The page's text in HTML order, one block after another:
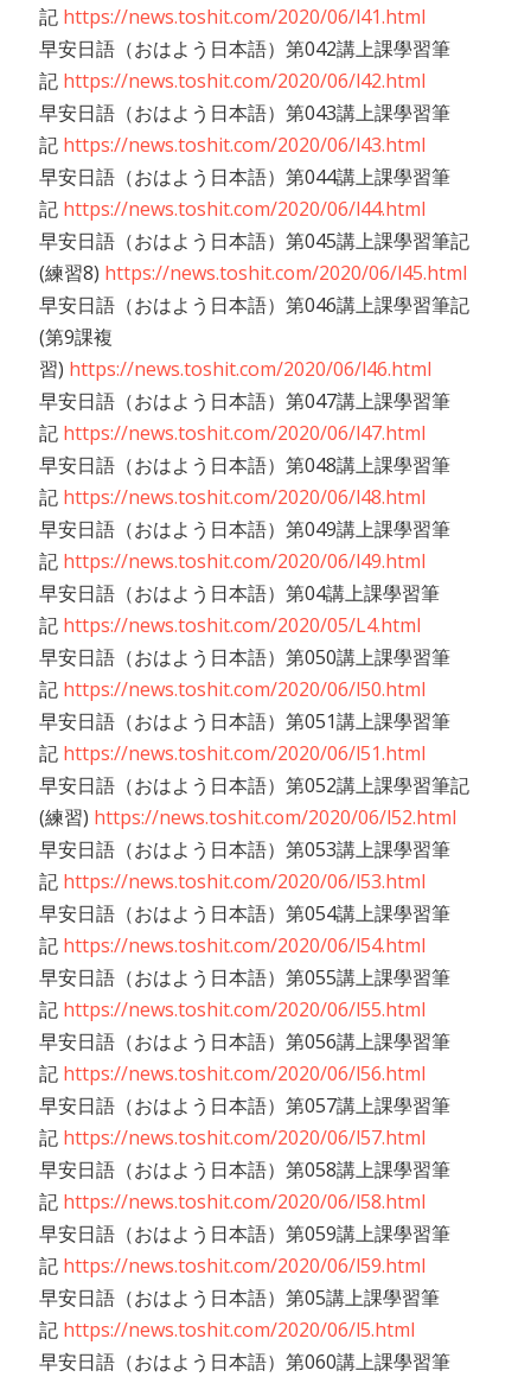
記 https://news.toshit.com/2020/06/l41.html
早安日語（おはよう日本語）第042講上課學習筆
記 https://news.toshit.com/2020/06/l42.html
早安日語（おはよう日本語）第043講上課學習筆
記 https://news.toshit.com/2020/06/l43.html
早安日語（おはよう日本語）第044講上課學習筆
記 https://news.toshit.com/2020/06/l44.html
早安日語（おはよう日本語）第045講上課學習筆記
(練習8) https://news.toshit.com/2020/06/l45.html
早安日語（おはよう日本語）第046講上課學習筆記
(第9課複
習) https://news.toshit.com/2020/06/l46.html
早安日語（おはよう日本語）第047講上課學習筆
記 https://news.toshit.com/2020/06/l47.html
早安日語（おはよう日本語）第048講上課學習筆
記 https://news.toshit.com/2020/06/l48.html
早安日語（おはよう日本語）第049講上課學習筆
記 https://news.toshit.com/2020/06/l49.html
早安日語（おはよう日本語）第04講上課學習筆
記 https://news.toshit.com/2020/05/L4.html
早安日語（おはよう日本語）第050講上課學習筆
記 https://news.toshit.com/2020/06/l50.html
早安日語（おはよう日本語）第051講上課學習筆
記 https://news.toshit.com/2020/06/l51.html
早安日語（おはよう日本語）第052講上課學習筆記
(練習) https://news.toshit.com/2020/06/l52.html
早安日語（おはよう日本語）第053講上課學習筆
記 https://news.toshit.com/2020/06/l53.html
早安日語（おはよう日本語）第054講上課學習筆
記 https://news.toshit.com/2020/06/l54.html
早安日語（おはよう日本語）第055講上課學習筆
記 https://news.toshit.com/2020/06/l55.html
早安日語（おはよう日本語）第056講上課學習筆
記 https://news.toshit.com/2020/06/l56.html
早安日語（おはよう日本語）第057講上課學習筆
記 https://news.toshit.com/2020/06/l57.html
早安日語（おはよう日本語）第058講上課學習筆
記 https://news.toshit.com/2020/06/l58.html
早安日語（おはよう日本語）第059講上課學習筆
記 https://news.toshit.com/2020/06/l59.html
早安日語（おはよう日本語）第05講上課學習筆
記 https://news.toshit.com/2020/06/l5.html
早安日語（おはよう日本語）第060講上課學習筆